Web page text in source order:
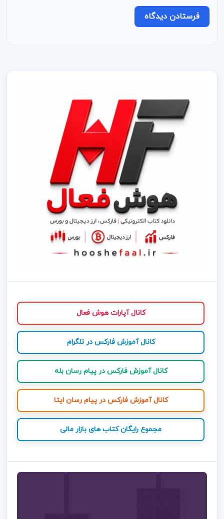
کانال آپارات هوش فعال
کانال آموزش فارکس در تلگرام
کانال آموزش فارکس در پیام رسان بله
کانال آموزش فارکس در پیام رسان ایتا
مجموع رایگان کتاب های بازار مالی